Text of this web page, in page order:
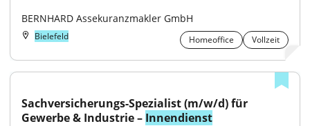
BERNHARD Assekuranzmakler GmbH
Bielefeld Homeoffice Vollzeit
Sachversicherungs-Spezialist (m/w/d) für
Gewerbe & Industrie – Innendienst